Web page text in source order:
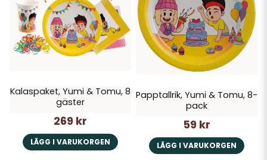
Ballonger, godispåsar och glassbägare som lyfter festen
Praktiska tillbehör i barnvänliga material och storlekar
Ett helhetskoncept som gör det enkelt att duka upp till drömkalas
blir varje kalas ett äventyr!
Kalaspaket, Yumi & Tomu, 8
gäster
269 kr
LÄGG I VARUKORGEN
Papptallrik, Yumi & Tomu, 8-
pack
59 kr
LÄGG I VARUKORGEN